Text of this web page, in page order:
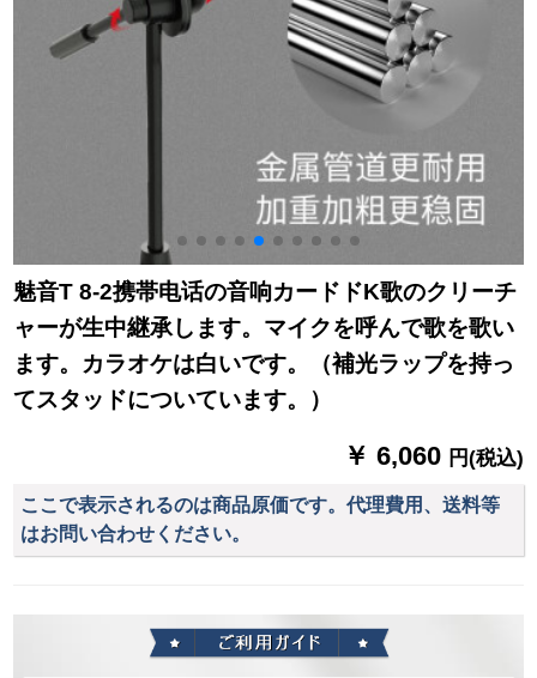
魅音T 8-2携帯电话の音响カードドK歌のクリーチ
ャーが生中継承します。マイクを呼んで歌を歌い
ます。カラオケは白いです。（補光ラップを持っ
てスタッドについています。）
￥ 6,060 円(税込)
ここで表示されるのは商品原価です。代理費用、送料等
はお問い合わせください。